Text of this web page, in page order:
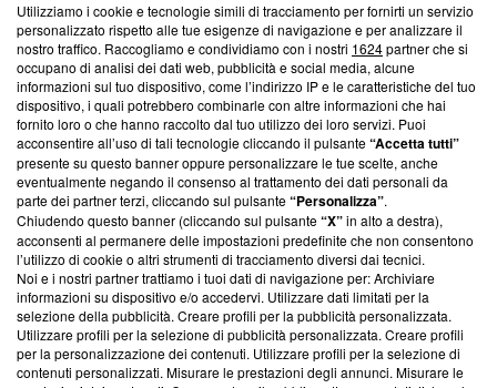
Questa sezione offre informazioni trasparenti su Blasting
News, sui nostri processi editoriali e su come ci impegniamo a
creare news di qualità. Inoltre, afferma la nostra aderenza a
‘Trust Project - News with Integrity’Blasting News non è
ancora membro del programma, ma ha richiesto di farne
parte; Trust Project non ha ancora effettuato una verifica di
conformità agli standard.
Su di noi
Team editoriale
Corporate
Redazione
Informativa Privacy
Utilizziamo i cookie e tecnologie simili di tracciamento per fornirti un servizio
personalizzato rispetto alle tue esigenze di navigazione e per analizzare il
nostro traffico. Raccogliamo e condividiamo con i nostri 1624partner che si
occupano di analisi dei dati web, pubblicità e social media, alcune
informazioni sul tuo dispositivo, come l’indirizzo IP e le caratteristiche del tuo
dispositivo, i quali potrebbero combinarle con altre informazioni che hai
fornito loro o che hanno raccolto dal tuo utilizzo dei loro servizi. Puoi
acconsentire all’uso di tali tecnologie cliccando il pulsante“Accetta tutti”
presente su questo banner oppure personalizzare le tue scelte, anche
eventualmente negando il consenso al trattamento dei dati personali da
parte dei partner terzi, cliccando sul pulsante“Personalizza”.
Chiudendo questo banner (cliccando sul pulsante“X”in alto a destra),
acconsenti al permanere delle impostazioni predefinite che non consentono
l’utilizzo di cookie o altri strumenti di tracciamento diversi dai tecnici.
Noi e i nostri partner trattiamo i tuoi dati di navigazione per: Archiviare
informazioni su dispositivo e/o accedervi. Utilizzare dati limitati per la
selezione della pubblicità. Creare profili per la pubblicità personalizzata.
Utilizzare profili per la selezione di pubblicità personalizzata. Creare profili
per la personalizzazione dei contenuti. Utilizzare profili per la selezione di
contenuti personalizzati. Misurare le prestazioni degli annunci. Misurare le